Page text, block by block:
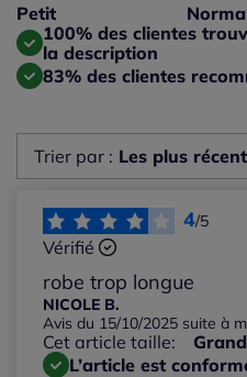
Petit
Taille grand : 50%
100% des clientes
la description
83% des clientes
Trier par : Les plus
Les plus récents
Les plus anciens
Notes les plus élevées
4/5
Vérifié
robe trop longue
NICOLE B.
Avis du 15/10/2025 suite à
Cet article taille:
Grand
L’article est